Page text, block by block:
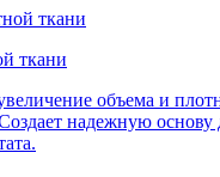
ткани
объема и
надежную основу